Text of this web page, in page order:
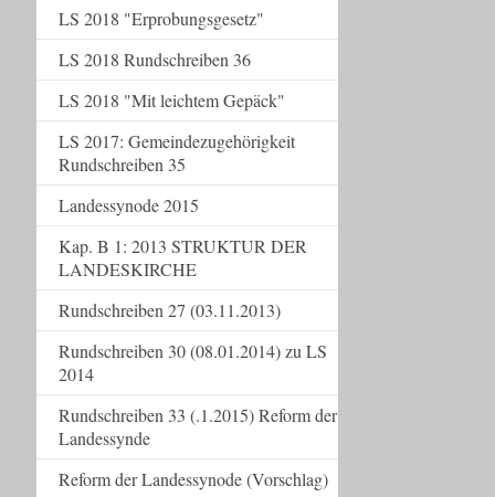
LS 2018 "Erprobungsgesetz"
LS 2018 Rundschreiben 36
LS 2018 "Mit leichtem Gepäck"
LS 2017: Gemeindezugehörigkeit
Rundschreiben 35
Landessynode 2015
Kap. B 1: 2013 STRUKTUR DER
LANDESKIRCHE
Rundschreiben 27 (03.11.2013)
Rundschreiben 30 (08.01.2014) zu LS
2014
Rundschreiben 33 (.1.2015) Reform der
Landessynde
Reform der Landessynode (Vorschlag)